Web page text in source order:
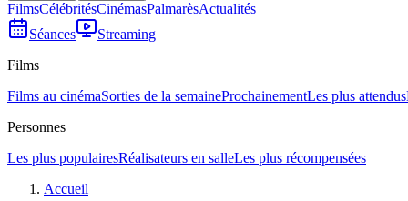
FilmsCélébritésCinémasPalmarèsActualités
Séances
Streaming
Films
Films au cinémaSorties de la semaineProchainementLes plus attendus
Personnes
Les plus populairesRéalisateurs en salleLes plus récompensées
Accueil